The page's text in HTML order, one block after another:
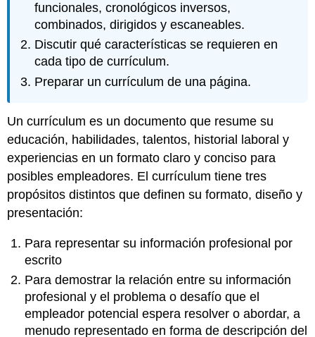
funcionales, cronológicos inversos,
combinados, dirigidos y escaneables.
Discutir qué características se requieren en
cada tipo de currículum.
Preparar un currículum de una página.
Un currículum es un documento que resume su
educación, habilidades, talentos, historial laboral y
experiencias en un formato claro y conciso para
posibles empleadores. El currículum tiene tres
propósitos distintos que definen su formato, diseño y
presentación:
Para representar su información profesional por
escrito
Para demostrar la relación entre su información
profesional y el problema o desafío que el
empleador potencial espera resolver o abordar, a
menudo representado en forma de descripción del